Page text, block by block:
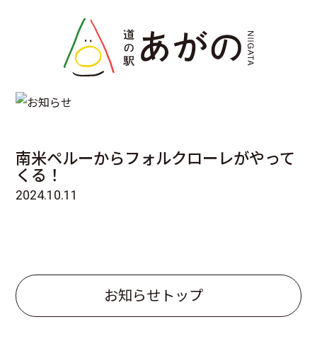
南米ペルーからフォルクローレがやって
くる！
2024.10.11
お知らせトップ